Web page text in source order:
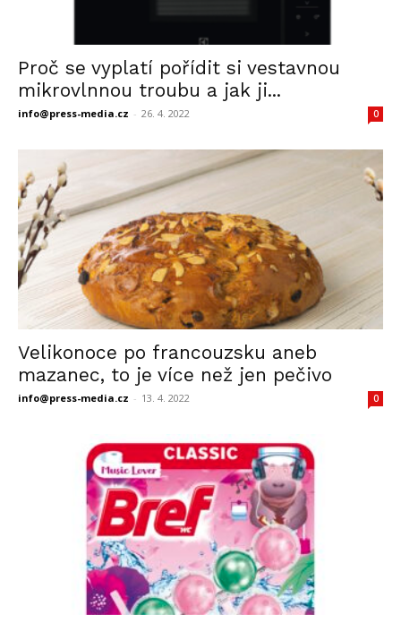
Proč se vyplatí pořídit si vestavnou
mikrovlnnou troubu a jak ji...
info@press-media.cz - 26. 4. 2022 0
Velikonoce po francouzsku aneb
mazanec, to je více než jen pečivo
info@press-media.cz - 13. 4. 2022 0